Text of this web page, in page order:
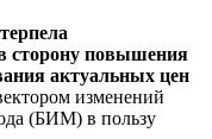
сторону повышения
актуальных цен
изменений
(БИМ) в пользу